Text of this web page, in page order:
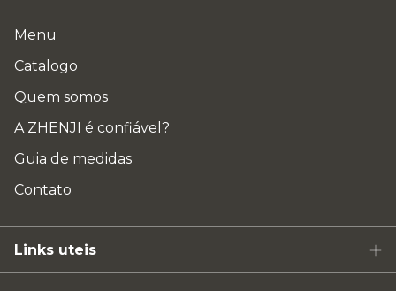
Menu
Catalogo
Quem somos
A ZHENJI é confiável?
Guia de medidas
Contato
Links uteis